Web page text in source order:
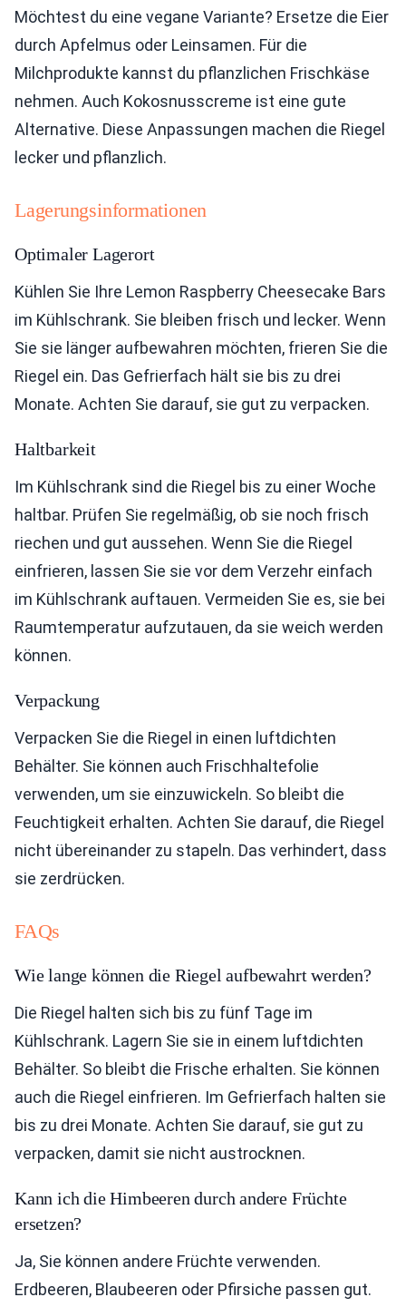
Möchtest du eine vegane Variante? Ersetze die Eier
durch Apfelmus oder Leinsamen. Für die
Milchprodukte kannst du pflanzlichen Frischkäse
nehmen. Auch Kokosnusscreme ist eine gute
Alternative. Diese Anpassungen machen die Riegel
lecker und pflanzlich.
Lagerungsinformationen
Optimaler Lagerort
Kühlen Sie Ihre Lemon Raspberry Cheesecake Bars
im Kühlschrank. Sie bleiben frisch und lecker. Wenn
Sie sie länger aufbewahren möchten, frieren Sie die
Riegel ein. Das Gefrierfach hält sie bis zu drei
Monate. Achten Sie darauf, sie gut zu verpacken.
Haltbarkeit
Im Kühlschrank sind die Riegel bis zu einer Woche
haltbar. Prüfen Sie regelmäßig, ob sie noch frisch
riechen und gut aussehen. Wenn Sie die Riegel
einfrieren, lassen Sie sie vor dem Verzehr einfach
im Kühlschrank auftauen. Vermeiden Sie es, sie bei
Raumtemperatur aufzutauen, da sie weich werden
können.
Verpackung
Verpacken Sie die Riegel in einen luftdichten
Behälter. Sie können auch Frischhaltefolie
verwenden, um sie einzuwickeln. So bleibt die
Feuchtigkeit erhalten. Achten Sie darauf, die Riegel
nicht übereinander zu stapeln. Das verhindert, dass
sie zerdrücken.
FAQs
Wie lange können die Riegel aufbewahrt werden?
Die Riegel halten sich bis zu fünf Tage im
Kühlschrank. Lagern Sie sie in einem luftdichten
Behälter. So bleibt die Frische erhalten. Sie können
auch die Riegel einfrieren. Im Gefrierfach halten sie
bis zu drei Monate. Achten Sie darauf, sie gut zu
verpacken, damit sie nicht austrocknen.
Kann ich die Himbeeren durch andere Früchte
ersetzen?
Ja, Sie können andere Früchte verwenden.
Erdbeeren, Blaubeeren oder Pfirsiche passen gut.